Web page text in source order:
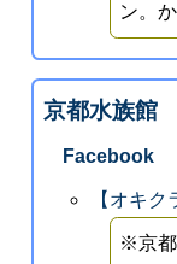
ン。
京都水族館
Facebook
【オキク
※京都